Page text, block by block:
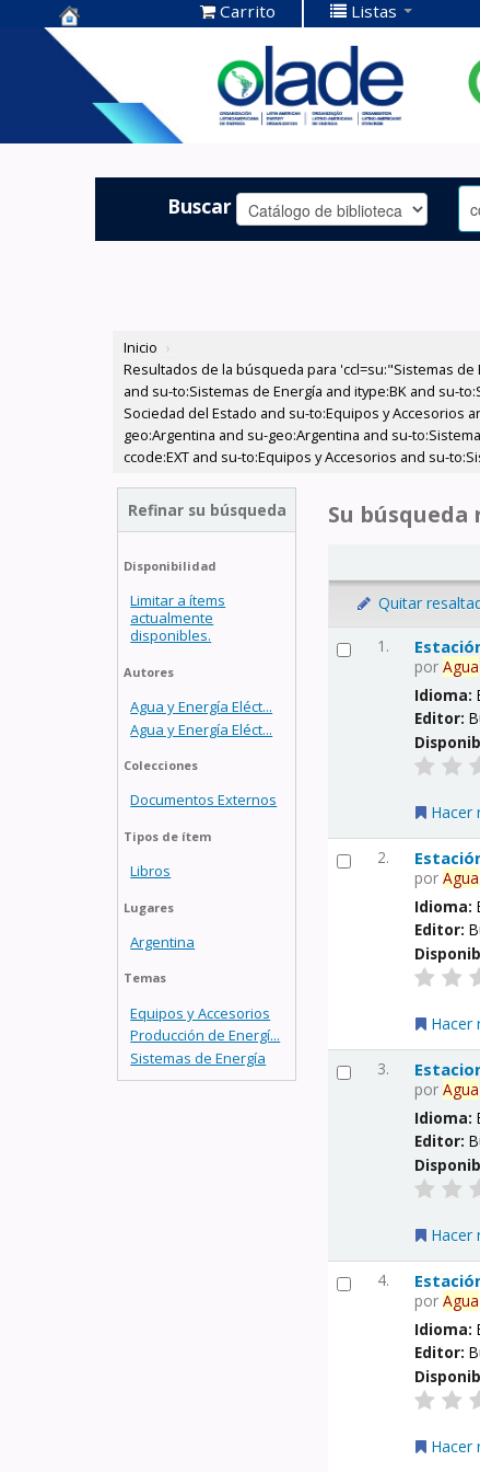
Centro de
Documentación
OLADE -
Carrito Listas
Buscar
Inicio ›
Resultados de la búsqueda para 'ccl=su:"Sistemas de
and su-to:Sistemas de Energía and itype:BK and su-
Sociedad del Estado and su-to:Equipos y Accesorios
geo:Argentina and su-geo:Argentina and su-
ccode:EXT and su-to:Equipos y Accesorios and su-
Refinar su búsqueda
Disponibilidad
Limitar a ítems
actualmente
disponibles.
Autores
Agua y Energía Eléct...
Agua y Energía Eléct...
Colecciones
Documentos Externos
Tipos de ítem
Libros
Lugares
Argentina
Temas
Equipos y Accesorios
Producción de Energí...
Sistemas de Energía
Su
Quitar
1.
porAgua
Idioma:
Editor:
Hacer
2.
porAgua
Idioma:
Editor:
Hacer
3.
porAgua
Idioma:
Editor:
Hacer
4.
porAgua
Idioma:
Editor:
Hacer